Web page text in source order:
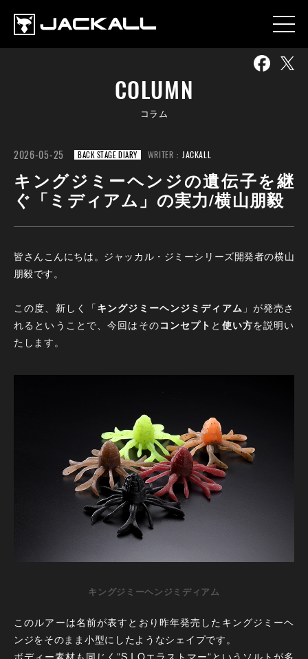
COLUMN
コラム
2026-05-25 BACK STAGE DIARY WRITER： JACKALL
キングジミーヘンジの遺伝子を継
ぐ「ミディアム」の実力/横山朋毅
皆さんこんにちは。ジャッカル・ジミーシリーズ開発者の横山
朋毅です。
この度、新しく「キングジミーヘンジミディアム 」が発売さ
れるということで、今回はそのコンセプト と 使い方を説明い
たします。
キングジミーヘンジミディアム
このルアーは名前が表すとおり昨年発売したキングジミーヘ
ンジをそのまま小型にしたようなシェイプです。
ボディー素材も同じく”S.I.Oエラストマー”というソルトが多